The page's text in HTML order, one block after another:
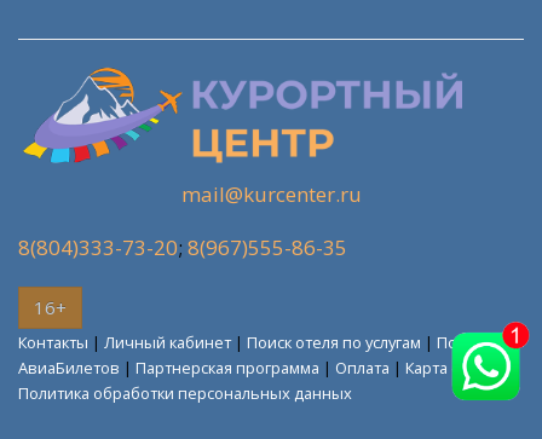
mail@kurcenter.ru
8(804)333-73-20; 8(967)555-86-35
16+
Контакты | Личный кабинет| Поиск отеля по услугам | Поиск
АвиаБилетов | Партнерская программа | Оплата | Карта сайта
Политика обработки персональных данных